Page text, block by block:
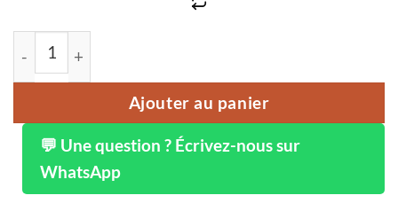
quantité de Lotion pour le corps super unifiant au miel
Ajouter au panier
💬 Une question ? Écrivez-nous sur
WhatsApp